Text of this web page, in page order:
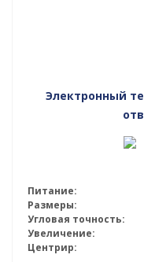
Электронный
Питание:
Размеры:
Угловая точность:
Увеличение:
Центрир: